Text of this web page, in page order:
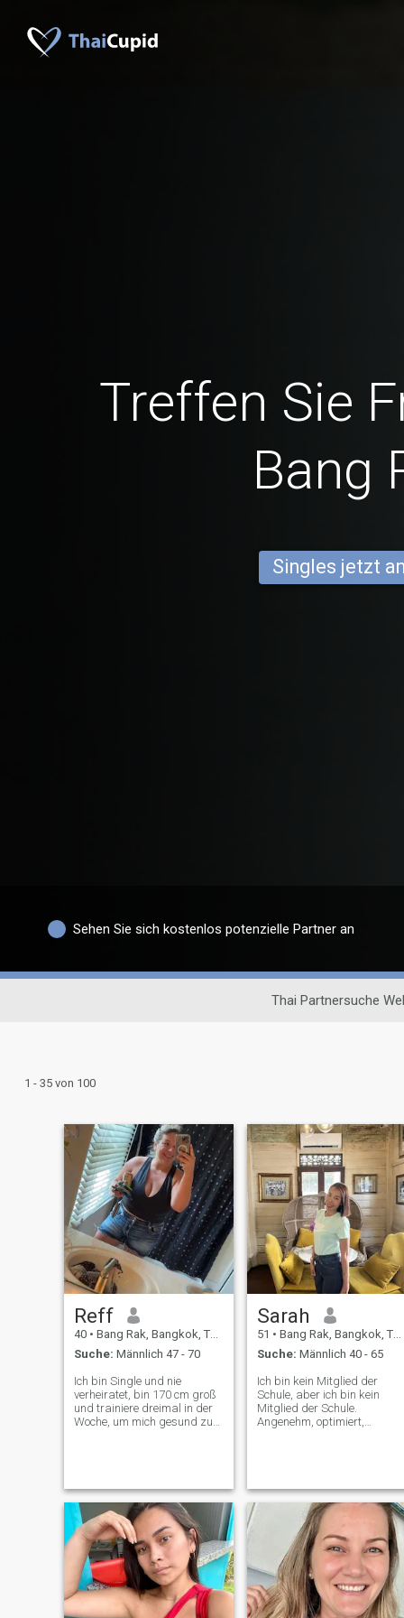
Treffen Sie
Bang
Singles jetzt
Sehen Sie sich kostenlos potenzielle Partner an
Thai Partnersuche
1 - 35 von 100
Reff
40 • Bang Rak, Bangkok, Thailand
Suche: Männlich 47 - 70
Ich bin Single und nie
verheiratet, bin 170 cm groß
und trainiere dreimal in der
Woche, um mich gesund zu
Ich versuche, die Bedürfnisse
und Wünsche anderer zu
verstehen und zu
respektieren, und ich bin
bereit, Kompromisse
einzugehen, wenn dies
möglich ist. Ich bin von Natur
aus sehr loyal. Ich bin
liebend und fürsorglich, aber
warte auf eine Chance, es zu
Sarah
51 • Bang Rak, Bangkok, Thailand
Suche: Männlich 40 - 65
Ich bin kein Mitglied der
Schule , aber ich bin kein
Mitglied der Schule.
Angenehm, optimiert,
Filme ansehen, Verdienste
machen und reisen. \Ich mag
Natur und Strand. Wäre
schön! Zeit mit einem
besonderen zu verbringen.
Ich treffe hier einen richtigen
Menschen und könnte eine
glückliche Zeit miteinander
verbringen. Ich hoffe, Sie
bald zu sehen.\ n Für eine